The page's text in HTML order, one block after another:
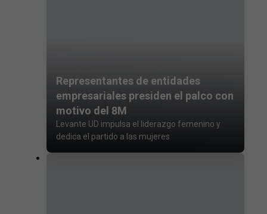
Representantes de entidades
empresariales presiden el palco con
motivo del 8M
Levante UD impulsa el liderazgo femenino y
dedica el partido a las mujeres